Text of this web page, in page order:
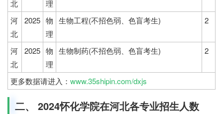
北
理
河
北
2025 物
理
生物工程(不招色弱、色盲考生) 2
河
北
2025 物
理
生物制药(不招色弱、色盲考生) 2
更多数据请进入： www.35shipin.com/dxjs
二、 2024怀化学院在河北各专业招生人数